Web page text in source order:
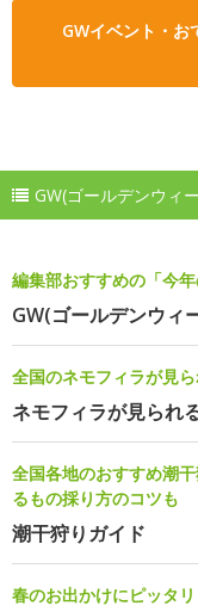
GWイベント・お
GW(ゴールデンウィ
編集部おすすめの「今
GW(ゴールデンウィ
全国のネモフィラが見
ネモフィラが見られ
全国各地のおすすめ潮
るもの採り方のコツも
潮干狩りガイド
春のお出かけにピッタリ